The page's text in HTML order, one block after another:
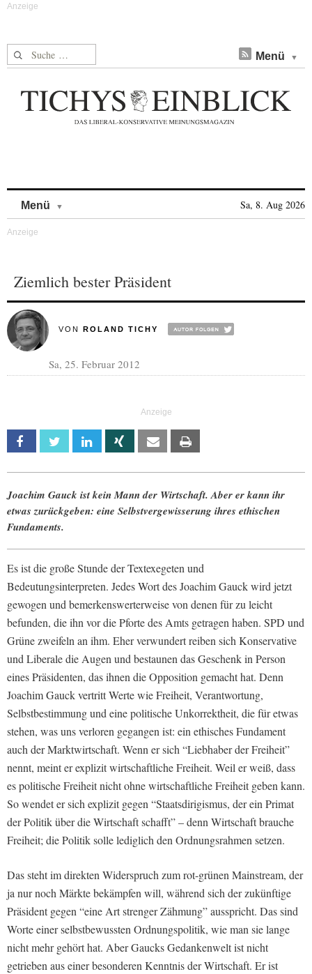
Suche nach: Menü
Menü Sa, 8. Aug 2026
Ziemlich bester Präsident
VON ROLAND TICHY
Sa, 25. Februar 2012
Facebook Twitter Linkedin Xing Email
Joachim Gauck ist kein Mann der Wirtschaft. Aber er kann ihr
etwas zurückgeben: eine Selbstvergewisserung ihres ethischen
Fundaments.
Es ist die große Stunde der Textexegeten und
Bedeutungsinterpreten. Jedes Wort des Joachim Gauck wird jetzt
gewogen und bemerkenswerterweise von denen für zu leicht
befunden, die ihn vor die Pforte des Amts getragen haben. SPD und
Grüne zweifeln an ihm. Eher verwundert reiben sich Konservative
und Liberale die Augen und bestaunen das Geschenk in Person
eines Präsidenten, das ihnen die Opposition gemacht hat. Denn
Joachim Gauck vertritt Werte wie Freiheit, Verantwortung,
Selbstbestimmung und eine politische Unkorrektheit, die für etwas
stehen, was uns verloren gegangen ist: ein ethisches Fundament
auch der Marktwirtschaft. Wenn er sich “Liebhaber der Freiheit”
nennt, meint er explizit wirtschaftliche Freiheit. Weil er weiß, dass
es politische Freiheit nicht ohne wirtschaftliche Freiheit geben kann.
So wendet er sich explizit gegen “Staatsdirigismus, der ein Primat
der Politik über die Wirtschaft schafft” – denn Wirtschaft brauche
Freiheit; die Politik solle lediglich den Ordnungsrahmen setzen.
Das steht im direkten Widerspruch zum rot-grünen Mainstream, der
ja nur noch Märkte bekämpfen will, während sich der zukünftige
Präsident gegen “eine Art strenger Zähmung” ausspricht. Das sind
Worte einer selbstbewussten Ordnungspolitik, wie man sie lange
nicht mehr gehört hat. Aber Gaucks Gedankenwelt ist nicht
getrieben aus einer besonderen Kenntnis der Wirtschaft. Er ist